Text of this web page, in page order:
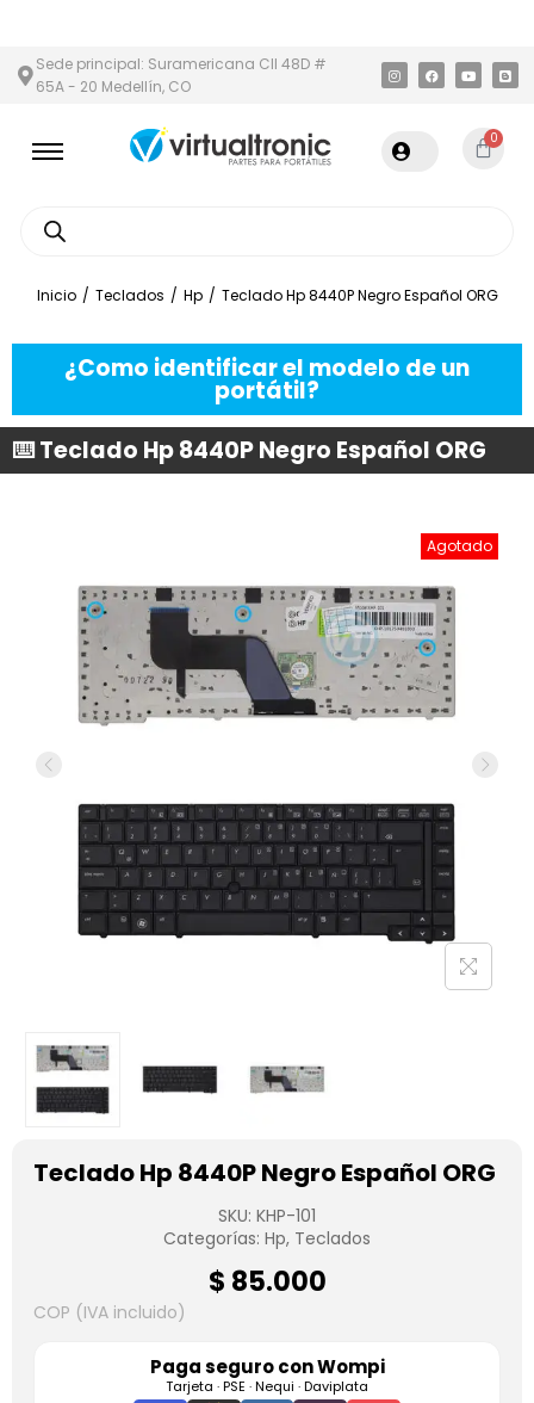
Sede principal: Suramericana Cll 48D #
65A - 20 Medellín, CO
0
Inicio / Teclados / Hp / Teclado Hp 8440P Negro Español ORG
¿Como identificar el modelo de un
portátil?
⌨️ Teclado Hp 8440P Negro Español ORG
Agotado
Teclado Hp 8440P Negro Español ORG
SKU: KHP-101
Categorías: Hp, Teclados
$ 85.000
COP (IVA incluido)
Paga seguro conWompi
Tarjeta · PSE · Nequi · Daviplata